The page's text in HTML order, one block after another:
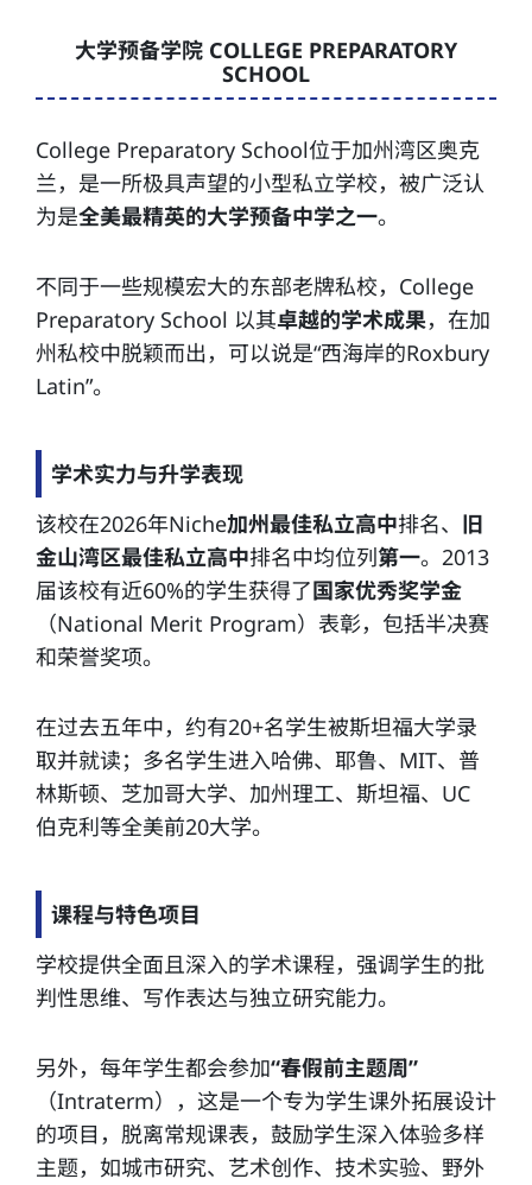
大学预备学院 COLLEGE PREPARATORY
SCHOOL
College Preparatory School位于加州湾区奥克
兰，是一所极具声望的小型私立学校，被广泛认
为是全美最精英的大学预备中学之一。
不同于一些规模宏大的东部老牌私校，College
Preparatory School 以其卓越的学术成果，在加
州私校中脱颖而出，可以说是“西海岸的Roxbury
Latin”。
学术实力与升学表现
该校在2026年Niche加州最佳私立高中排名、 旧
金山湾区最佳私立高中排名中均位列第一。2013
届该校有近60%的学生获得了国家优秀奖学金
（National Merit Program）表彰，包括半决赛
和荣誉奖项。
在过去五年中，约有20+名学生被斯坦福大学录
取并就读；多名学生进入哈佛、耶鲁、MIT、普
林斯顿、芝加哥大学、加州理工、斯坦福、UC
伯克利等全美前20大学。
课程与特色项目
学校提供全面且深入的学术课程，强调学生的批
判性思维、写作表达与独立研究能力。
另外，每年学生都会参加“春假前主题周”
（Intraterm），这是一个专为学生课外拓展设计
的项目，脱离常规课表，鼓励学生深入体验多样
主题，如城市研究、艺术创作、技术实验、野外